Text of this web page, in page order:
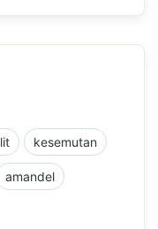
kesemutan
amandel